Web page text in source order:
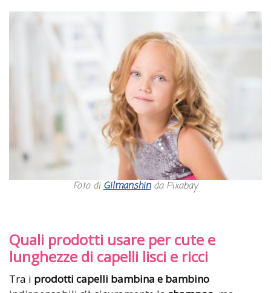
Foto di Gilmanshinda Pixabay
Quali prodotti usare per cute e
lunghezze di capelli lisci e ricci
Tra i prodotti capelli bambina e bambino